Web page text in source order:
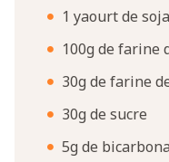
1 yaourt de soja
100g de farine
30g de farine
30g de sucre
5g de